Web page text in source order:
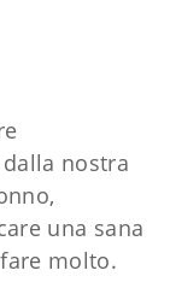
nostra
una sana
molto.